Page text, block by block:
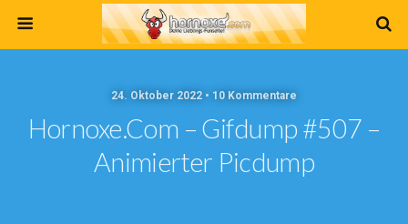
24. Oktober 2022 • 10 Kommentare
Hornoxe.com – Gifdump #507 –
Animierter Picdump